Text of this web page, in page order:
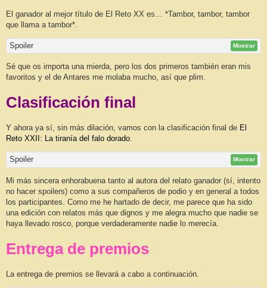
El ganador al mejor título de El Reto XX es… *Tambor, tambor, tambor
que llama a tambor*.
Spoiler Mostrar
Sé que os importa una mierda, pero los dos primeros también eran mis
favoritos y el de Antares me molaba mucho, así que plim.
Clasificación final
Y ahora ya sí, sin más dilación, vamos con la clasificación final de El
Reto XXII: La tiranía del falo dorado.
Spoiler Mostrar
Mi más sincera enhorabuena tanto al autora del relato ganador (sí, intento
no hacer spoilers) como a sus compañeros de podio y en general a todos
los participantes. Como me he hartado de decir, me parece que ha sido
una edición con relatos más que dignos y me alegra mucho que nadie se
haya llevado rosco, porque verdaderamente nadie lo merecía.
Entrega de premios
La entrega de premios se llevará a cabo a continuación.